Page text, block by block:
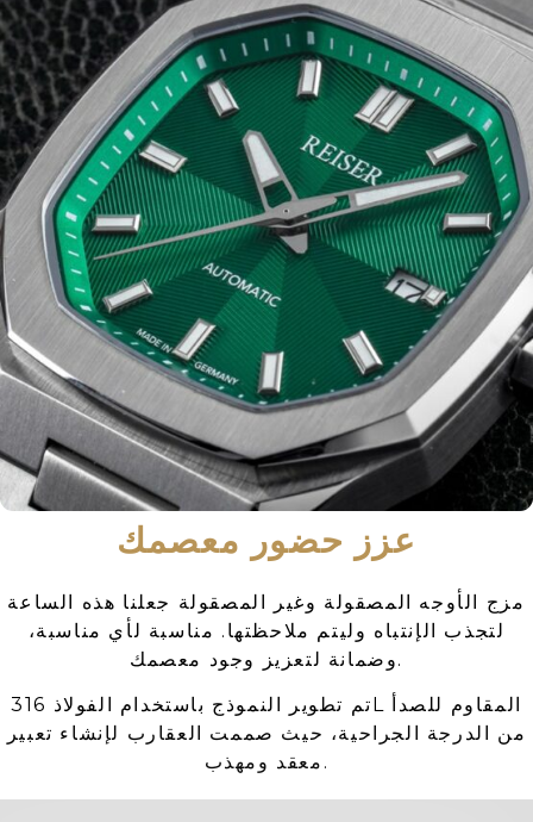
عزز حضور معصمك
مزج الأوجه المصقولة وغير المصقولة جعلنا هذه الساعة
لتجذب الإنتباه وليتم ملاحظتها. مناسبة لأي مناسبة،
وضمانة لتعزيز وجود معصمك.
تم تطوير النموذج باستخدام الفولاذ 316L المقاوم للصدأ
من الدرجة الجراحية، حيث صممت العقارب لإنشاء تعبير
معقد ومهذب.